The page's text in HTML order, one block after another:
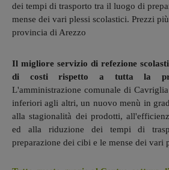
dei tempi di trasporto tra il luogo di
mense dei vari plessi scolastici. Prezzi
provincia di Arezzo
Il migliore servizio di refezione
di costi rispetto a tutta la
L'amministrazione comunale di
inferiori agli altri, un nuovo menù in
alla stagionalità dei prodotti,
ed alla riduzione dei tempi di
preparazione dei cibi e le mense dei vari